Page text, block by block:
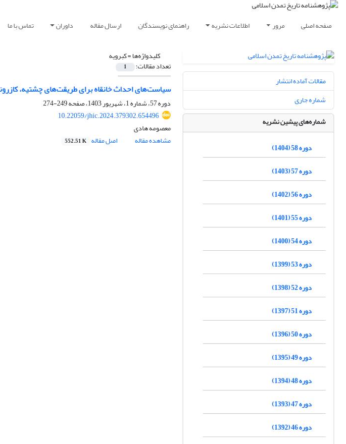
صفحه اصلی مرور اطلاعات نشریه راهنمای نویسندگان ارسال مقاله داوران تماس با ما
کلیدواژه‌ها =کبرویه
تعداد مقالات: 1
سیاست‌های احداث خانقاه برای طریقت‌های چشتیه،
دوره 57، شماره 1، شهریور 1403، صفحه
249-274
10.22059/jhic.2024.379302.654496
معصومه هادی
مشاهده مقاله
اصل مقاله 552.51 K
مقالات آماده انتشار
شماره جاری
شماره‌های پیشین نشریه
دوره 58 (1404)
دوره 57 (1403)
دوره 56 (1402)
دوره 55 (1401)
دوره 54 (1400)
دوره 53 (1399)
دوره 52 (1398)
دوره 51 (1397)
دوره 50 (1396)
دوره 49 (1395)
دوره 48 (1394)
دوره 47 (1393)
دوره 46 (1392)